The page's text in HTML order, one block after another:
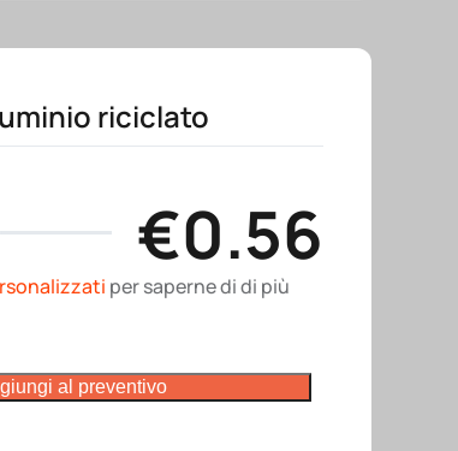
riciclato
€0.56
per saperne di di più
al preventivo